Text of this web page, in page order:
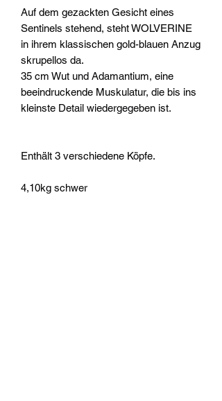
Auf dem gezackten Gesicht eines
Sentinels stehend, steht WOLVERINE
in ihrem klassischen gold-blauen Anzug
skrupellos da.
35 cm Wut und Adamantium, eine
beeindruckende Muskulatur, die bis ins
kleinste Detail wiedergegeben ist.
Enthält 3 verschiedene Köpfe.
4,10kg schwer